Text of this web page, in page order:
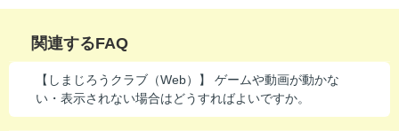
進研ゼミ 中学講座
進研ゼミ 中学講座 中高一貫
進研ゼミ 高校講座
関連するFAQ
【しまじろうクラブ（Web）】 ゲームや動画が動かな
い・表示されない場合はどうすればよいですか。